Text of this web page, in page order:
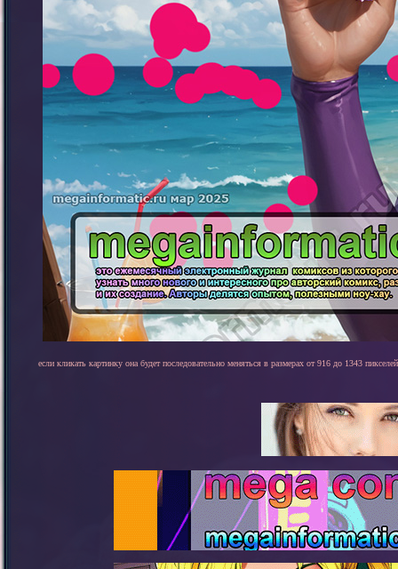
если кликать картинку она будет последовательно меняться в размерах от 916 до 1343